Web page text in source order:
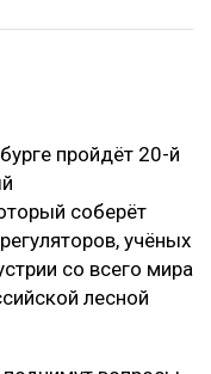
пройдёт 20-й
соберёт
учёных
со всего мира
лесной